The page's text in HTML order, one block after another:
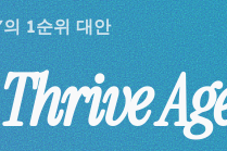
1순위 대안